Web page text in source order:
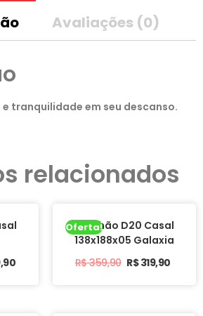
Avaliações (0)
tranquilidade em seu descanso.
relacionados
Oferta!
Colchão D20 Casal
138x188x05 Galaxia
R$359,90 R$319,90